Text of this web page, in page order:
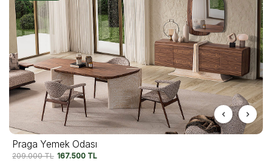
Praga Yemek Odası
209.000TL 167.500 TL